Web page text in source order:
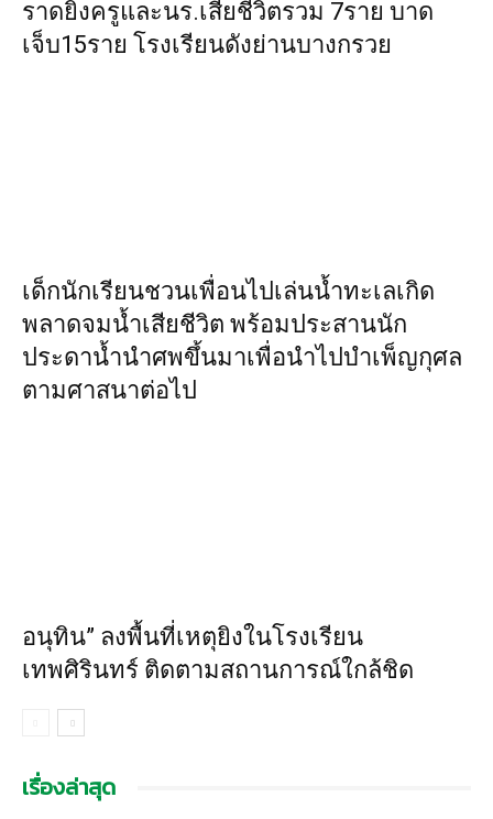
ราดยิงครูและนร.เสียชีวิตรวม 7ราย บาด
เจ็บ15ราย โรงเรียนดังย่านบางกรวย
เด็กนักเรียนชวนเพื่อนไปเล่นน้ำทะเลเกิด
พลาดจมน้ำเสียชีวิต พร้อมประสานนัก
ประดาน้ำนำศพขึ้นมาเพื่อนำไปบำเพ็ญกุศล
ตามศาสนาต่อไป
อนุทิน” ลงพื้นที่เหตุยิงในโรงเรียน
เทพศิรินทร์ ติดตามสถานการณ์ใกล้ชิด
เรื่องล่าสุด